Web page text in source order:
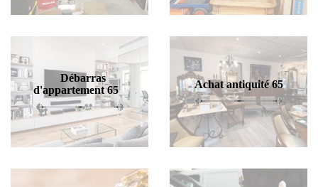
Débarras
d'appartement 65
Achat antiquité 65